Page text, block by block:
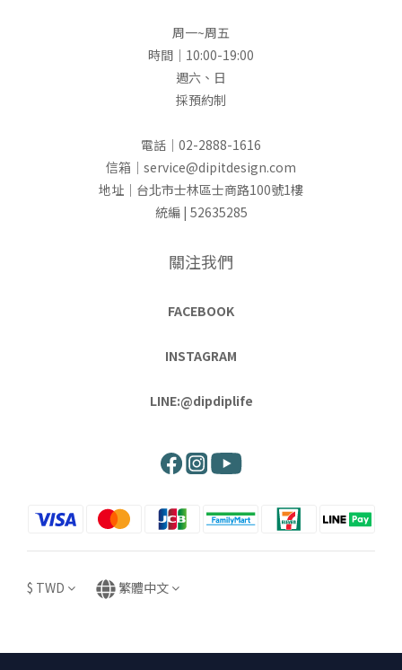
周一~周五
時間｜10:00-19:00
週六、日
採預約制
電話｜02-2888-1616
信箱｜service@dipitdesign.com
地址｜台北市士林區士商路100號1樓
統編 | 52635285
關注我們
FACEBOOK
INSTAGRAM
LINE:@dipdiplife
$ TWD 繁體中文